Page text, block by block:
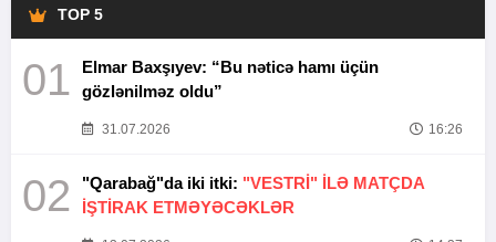
TOP 5
01
Elmar Baxşıyev: “Bu nəticə hamı üçün
gözlənilməz oldu”
31.07.2026 16:26
02 "Qarabağ"da iki itki: "VESTRİ" İLƏ MATÇDA
İŞTİRAK ETMƏYƏCƏKLƏR